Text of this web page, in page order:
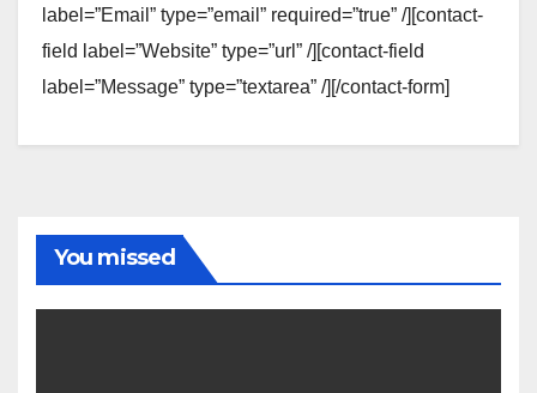
label=”Email” type=”email” required=”true” /][contact-
field label=”Website” type=”url” /][contact-field
label=”Message” type=”textarea” /][/contact-form]
You missed